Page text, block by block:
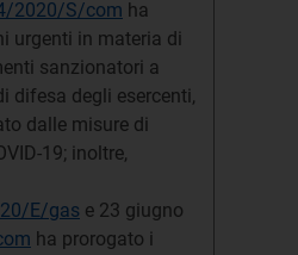
2020/S/com ha
urgenti in materia di
sanzionatori a
difesa degli esercenti,
dalle misure di
19; inoltre,
E/gas e 23 giugno
ha prorogato i